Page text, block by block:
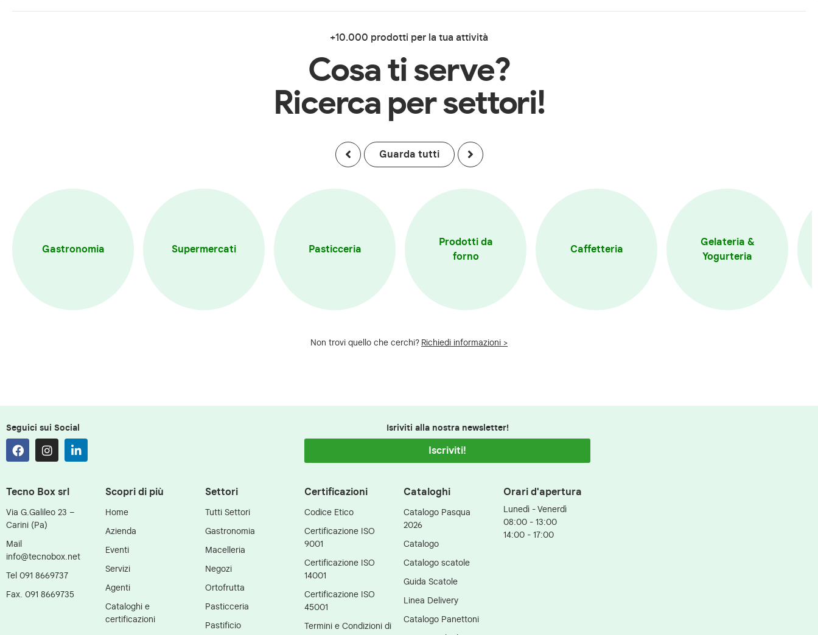
+10.000 prodotti per la tua attività
Cosa ti serve?
Ricerca per settori!
Guarda tutti
Gastronomia Supermercati Pasticceria
Prodotti da
forno
Caffetteria
Gelateria &
Yogurteria
Non trovi quello che cerchi? Richiedi informazioni >
Seguici sui Social Isriviti alla nostra newsletter!
Iscriviti!
Tecno Box srl
Via G.Galileo 23 –
Carini (Pa)
Mail
info@tecnobox.net
Tel 091 8669737
Fax. 091 8669735
Scopri di più
Home
Azienda
Eventi
Servizi
Agenti
Cataloghi e
certificazioni
Settori
Tutti Settori
Gastronomia
Macelleria
Negozi
Ortofrutta
Pasticceria
Pastificio
Certificazioni
Codice Etico
Certificazione ISO
9001
Certificazione ISO
14001
Certificazione ISO
45001
Termini e Condizioni di
Cataloghi
Catalogo Pasqua
2026
Catalogo
Catalogo scatole
Guida Scatole
Linea Delivery
Catalogo Panettoni
Orari d'apertura
Lunedì - Venerdì
08:00 - 13:00
14:00 - 17:00